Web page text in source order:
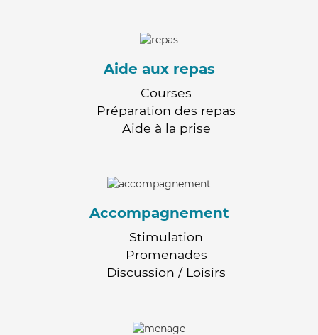
Aide aux repas
Courses
Préparation des repas
Aide à la prise
Accompagnement
Stimulation
Promenades
Discussion / Loisirs